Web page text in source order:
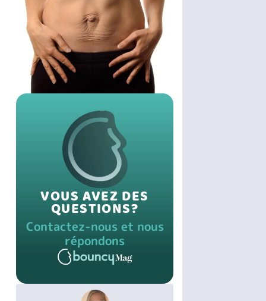
VOUS AVEZ DES
QUESTIONS?
Contactez-nous et nous
répondons